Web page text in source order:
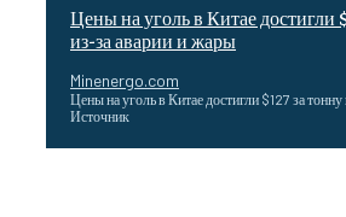
Цены на уголь в Китае достигли
из-за аварии и жары
Minenergo.com
Цены на уголь в Китае достигли $127 за
Источник